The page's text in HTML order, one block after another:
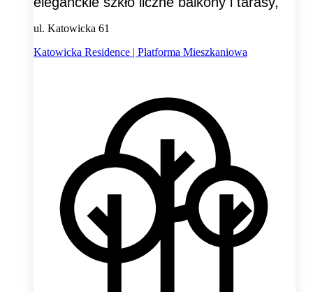
ul. Katowicka 61
Katowicka Residence | Platforma Mieszkaniowa